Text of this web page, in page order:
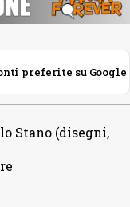
preferite su Google
Stano (disegni,